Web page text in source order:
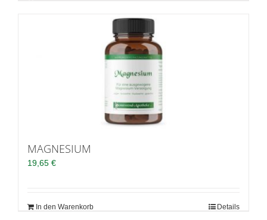
MAGNESIUM
19,65 €
In den Warenkorb Details